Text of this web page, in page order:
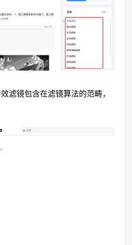
滤镜包含在滤镜算法的范畴，